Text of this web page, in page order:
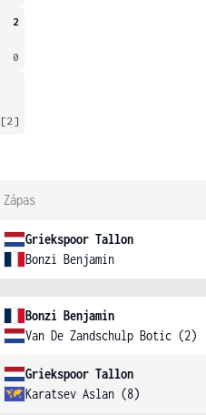
2
0
[2]
Zápas
Griekspoor Tallon
Bonzi Benjamin
Bonzi Benjamin
Van De Zandschulp Botic (2)
Griekspoor Tallon
Karatsev Aslan (8)